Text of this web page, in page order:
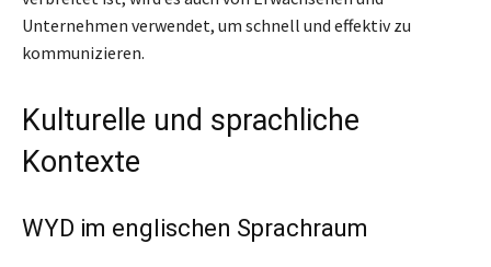
Unternehmen verwendet, um schnell und effektiv zu
kommunizieren.
Kulturelle und sprachliche
Kontexte
WYD im englischen Sprachraum